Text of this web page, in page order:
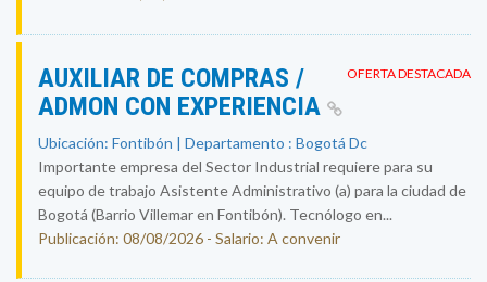
OFERTA DESTACADA
AUXILIAR DE COMPRAS /
ADMON CON EXPERIENCIA
Ubicación: Fontibón | Departamento : Bogotá Dc
Importante empresa del Sector Industrial requiere para su
equipo de trabajo Asistente Administrativo (a) para la ciudad de
Bogotá (Barrio Villemar en Fontibón). Tecnólogo en...
Publicación: 08/08/2026 - Salario: A convenir